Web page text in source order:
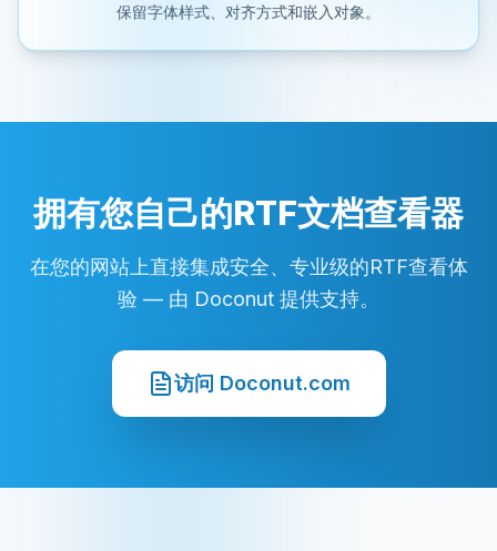
保留字体样式、对齐方式和嵌入对象。
拥有您自己的RTF文档查看器
在您的网站上直接集成安全、专业级的RTF查看体
验 — 由 Doconut 提供支持。
访问 Doconut.com